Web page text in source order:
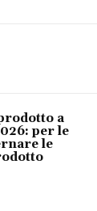
a
per le
le